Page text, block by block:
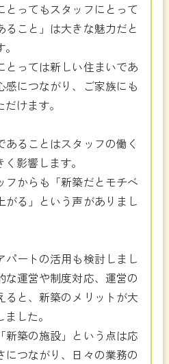
とってもスタッフにとって
ること」は大きな魅力だと
とっては新しい住まいであ
感につながり、ご家族にも
けます。
あることはスタッフの働く
影響します。
フからも「新築だとモチベ
がる」という声がありまし
パートの活用も検討しまし
な運営や制度対応、運営の
ると、新築のメリットが大
した。
新築の施設」という点は応
につながり、日々の業務の